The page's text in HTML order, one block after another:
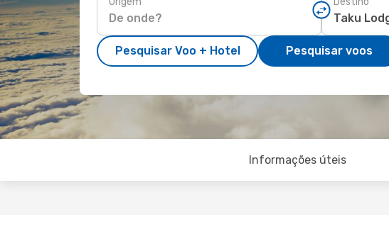
Pesquisar Voo + Hotel Pesquisar voos
Informações úteis